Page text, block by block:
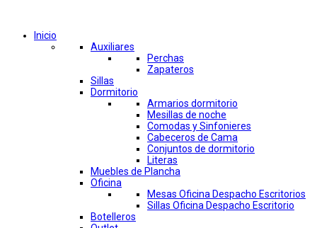
Inicio
Auxiliares
Perchas
Zapateros
Sillas
Dormitorio
Armarios dormitorio
Mesillas de noche
Comodas y Sinfonieres
Cabeceros de Cama
Conjuntos de dormitorio
Literas
Muebles de Plancha
Oficina
Mesas Oficina Despacho Escritorios
Sillas Oficina Despacho Escritorio
Botelleros